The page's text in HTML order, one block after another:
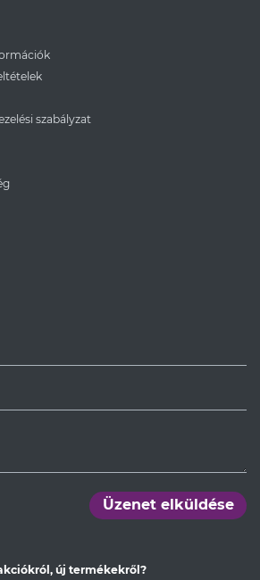
szabályzat
Üzenet elküldése
új termékekről?